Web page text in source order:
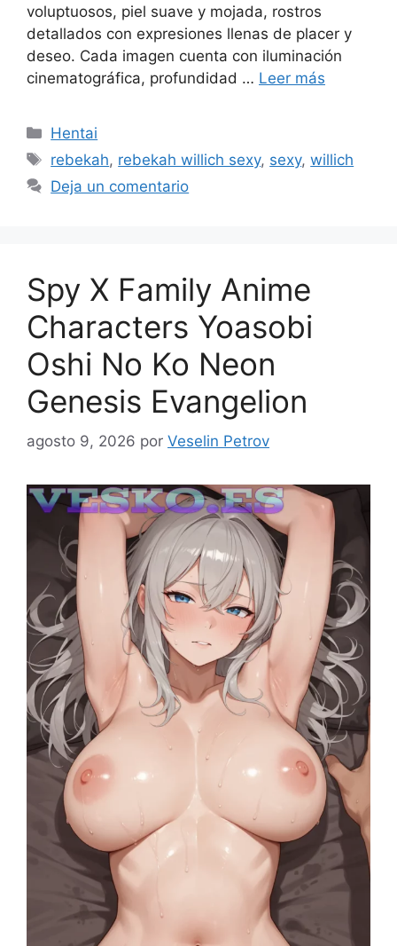
voluptuosos, piel suave y mojada, rostros
detallados con expresiones llenas de placer y
deseo. Cada imagen cuenta con iluminación
cinematográfica, profundidad … Leer más
Categorías
Hentai
Etiquetas
rebekah, rebekah willich sexy, sexy,willich
Deja un comentario
Spy X Family Anime
Characters Yoasobi
Oshi No Ko Neon
Genesis Evangelion
agosto 9, 2026 por Veselin Petrov